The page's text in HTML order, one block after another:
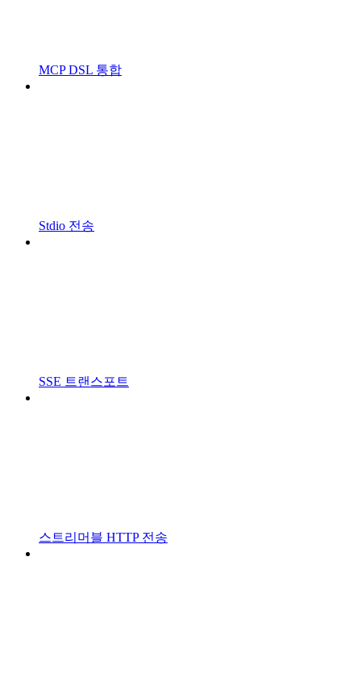
MCP DSL 통합
Stdio 전송
SSE 트랜스포트
스트리머블 HTTP 전송